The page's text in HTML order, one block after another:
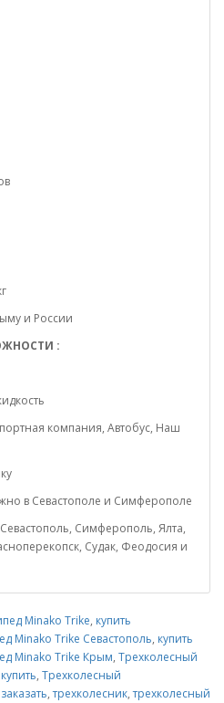
и России
:
компания, Автобус, Наш
в Севастополе и Симферополе
Симферополь, Ялта,
Судак, Феодосия и
Minako Trike, купить
Minako Trike Севастополь, купить
Minako Trike Крым, Трехколесный
, Трехколесный
,трехколесник,трехколесный